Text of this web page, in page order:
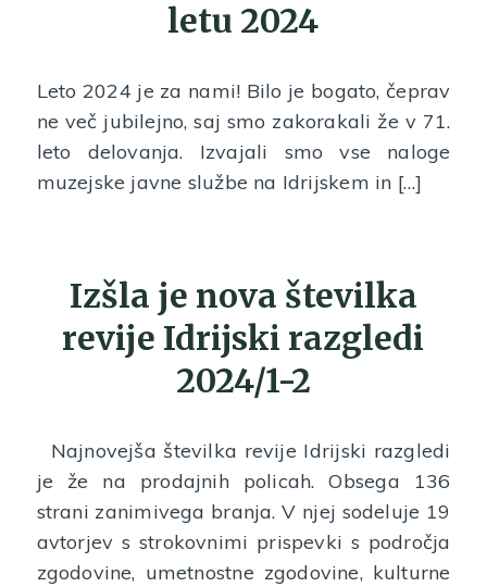
letu 2024
Leto 2024 je za nami! Bilo je bogato, čeprav
ne več jubilejno, saj smo zakorakali že v 71.
leto delovanja. Izvajali smo vse naloge
muzejske javne službe na Idrijskem in […]
Izšla je nova številka
revije Idrijski razgledi
2024/1-2
Najnovejša številka revije Idrijski razgledi
je že na prodajnih policah. Obsega 136
strani zanimivega branja. V njej sodeluje 19
avtorjev s strokovnimi prispevki s področja
zgodovine, umetnostne zgodovine, kulturne